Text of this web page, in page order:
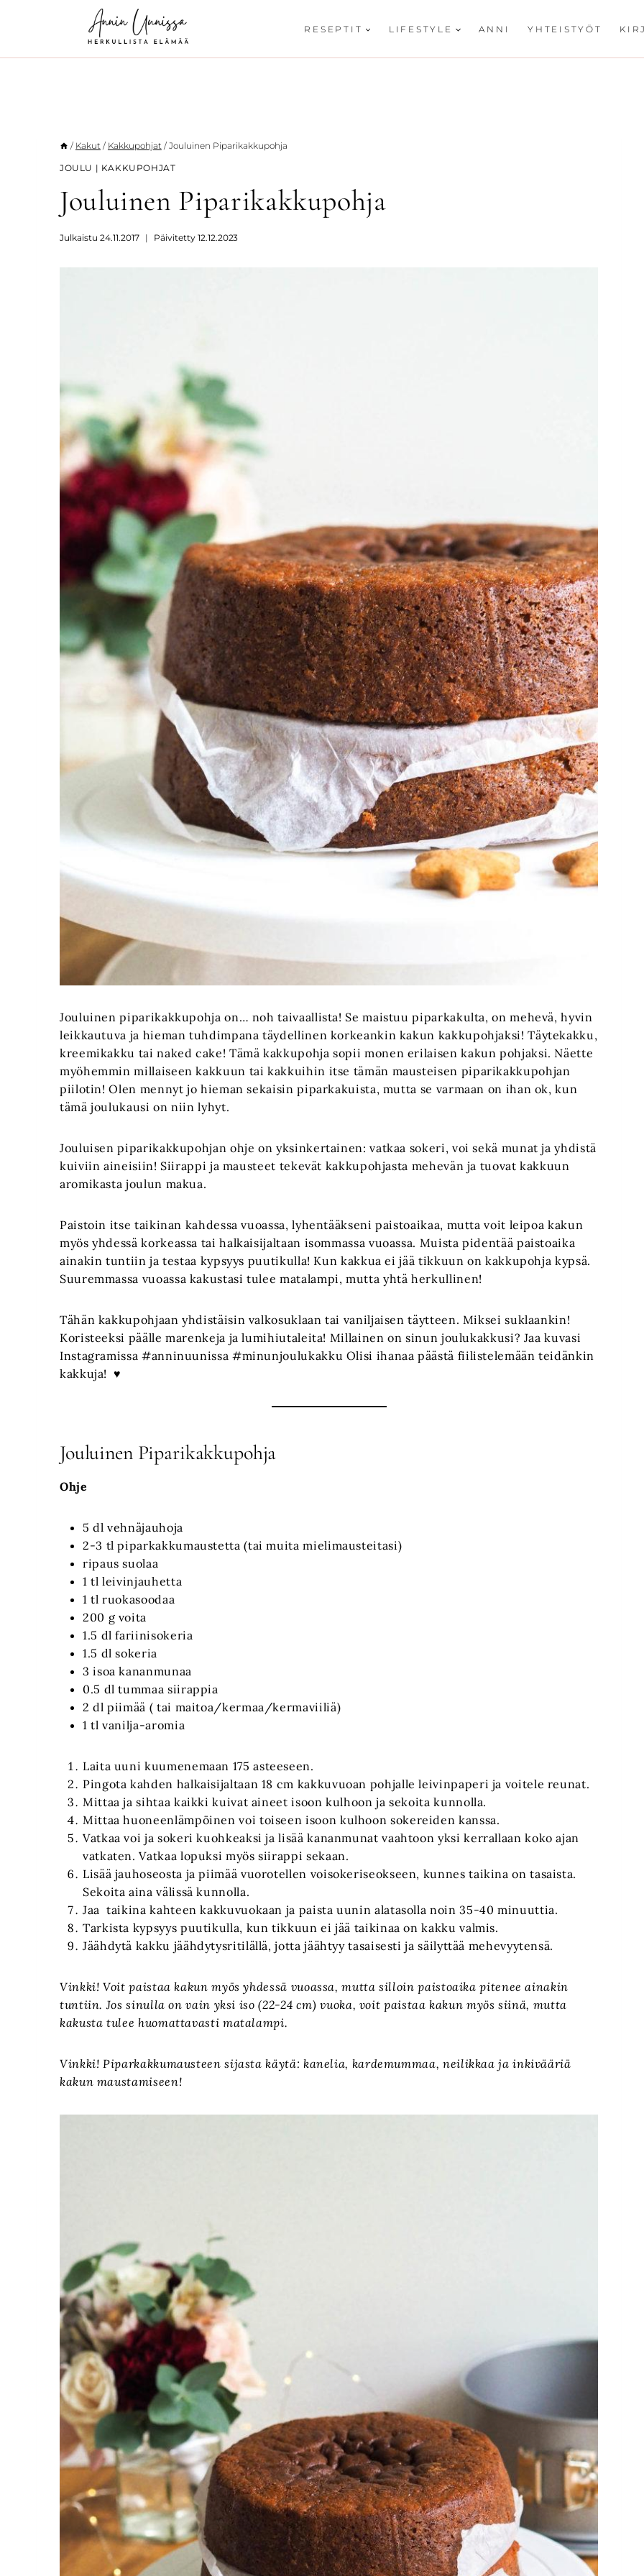
RESEPTIT LIFESTYLE ANNI YHTEISTYÖT
/ Kakut / Kakkupohjat / Jouluinen Piparikakkupohja
JOULU | KAKKUPOHJAT
Jouluinen Piparikakkupohja
Julkaistu 24.11.2017 Päivitetty 12.12.2023
Jouluinen piparikakkupohja on… noh taivaallista! Se maistuu piparkakulta, on mehevä, hyvin
leikkautuva ja hieman tuhdimpana täydellinen korkeankin kakun kakkupohjaksi! Täytekakku,
kreemikakku tai naked cake! Tämä kakkupohja sopii monen erilaisen kakun pohjaksi. Näette
myöhemmin millaiseen kakkuun tai kakkuihin itse tämän mausteisen piparikakkupohjan
piilotin! Olen mennyt jo hieman sekaisin piparkakuista, mutta se varmaan on ihan ok, kun
tämä joulukausi on niin lyhyt.
Jouluisen piparikakkupohjan ohje on yksinkertainen: vatkaa sokeri, voi sekä munat ja yhdistä
kuiviin aineisiin! Siirappi ja mausteet tekevät kakkupohjasta mehevän ja tuovat kakkuun
aromikasta joulun makua.
Paistoin itse taikinan kahdessa vuoassa, lyhentääkseni paistoaikaa, mutta voit leipoa kakun
myös yhdessä korkeassa tai halkaisijaltaan isommassa vuoassa. Muista pidentää paistoaika
ainakin tuntiin ja testaa kypsyys puutikulla! Kun kakkua ei jää tikkuun on kakkupohja kypsä.
Suuremmassa vuoassa kakustasi tulee matalampi, mutta yhtä herkullinen!
Tähän kakkupohjaan yhdistäisin valkosuklaan tai vaniljaisen täytteen. Miksei suklaankin!
Koristeeksi päälle marenkeja ja lumihiutaleita! Millainen on sinun joulukakkusi? Jaa kuvasi
Instagramissa #anninuunissa #minunjoulukakku Olisi ihanaa päästä fiilistelemään teidänkin
kakkuja! ♥
Jouluinen Piparikakkupohja
Ohje
5 dl vehnäjauhoja
2-3 tl piparkakkumaustetta (tai muita mielimausteitasi)
ripaus suolaa
1 tl leivinjauhetta
1 tl ruokasoodaa
200 g voita
1.5 dl fariinisokeria
1.5 dl sokeria
3 isoa kananmunaa
0.5 dl tummaa siirappia
2 dl piimää ( tai maitoa/kermaa/kermaviiliä)
1 tl vanilja-aromia
Laita uuni kuumenemaan 175 asteeseen.
Pingota kahden halkaisijaltaan 18 cm kakkuvuoan pohjalle leivinpaperi ja voitele reunat.
Mittaa ja sihtaa kaikki kuivat aineet isoon kulhoon ja sekoita kunnolla.
Mittaa huoneenlämpöinen voi toiseen isoon kulhoon sokereiden kanssa.
Vatkaa voi ja sokeri kuohkeaksi ja lisää kananmunat vaahtoon yksi kerrallaan koko ajan
vatkaten. Vatkaa lopuksi myös siirappi sekaan.
Lisää jauhoseosta ja piimää vuorotellen voisokeriseokseen, kunnes taikina on tasaista.
Sekoita aina välissä kunnolla.
Jaa taikina kahteen kakkuvuokaan ja paista uunin alatasolla noin 35-40 minuuttia.
Tarkista kypsyys puutikulla, kun tikkuun ei jää taikinaa on kakku valmis.
Jäähdytä kakku jäähdytysritilällä, jotta jäähtyy tasaisesti ja säilyttää mehevyytensä.
Vinkki! Voit paistaa kakun myös yhdessä vuoassa, mutta silloin paistoaika pitenee ainakin
tuntiin. Jos sinulla on vain yksi iso (22-24 cm) vuoka, voit paistaa kakun myös siinä, mutta
kakusta tulee huomattavasti matalampi.
Vinkki! Piparkakkumausteen sijasta käytä: kanelia, kardemummaa, neilikkaa ja inkivääriä
kakun maustamiseen!